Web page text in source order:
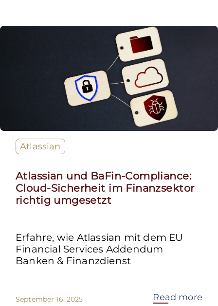
Atlassian
Atlassian und BaFin-Compliance:
Cloud-Sicherheit im Finanzsektor
richtig umgesetzt
Erfahre, wie Atlassian mit dem EU
Financial Services Addendum
Banken & Finanzdienst
September 16, 2025 Read more